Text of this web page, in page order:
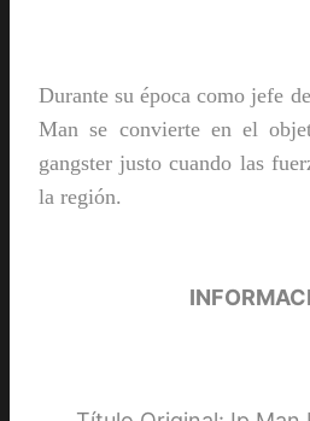
Durante su época como jefe
Man se convierte en el
gangster justo cuando las
la región.